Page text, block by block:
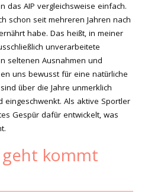
das AIP vergleichsweise einfach.
schon seit mehreren Jahren nach
habe. Das heißt, in meiner
unverarbeitete
seltenen Ausnahmen und
uns bewusst für eine natürliche
über die Jahre unmerklich
Als aktive Sportler
Gespür dafür entwickelt, was
kommt